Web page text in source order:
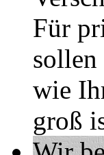
Für
sollen
wie
groß